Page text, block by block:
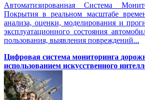
Автоматизированная Система
Покрытия в реальном масштабе
анализа, оценки, моделирования и
эксплуатационного состояния
пользования, выявления повреждений...
Цифровая система мониторинга
использованием искусственного